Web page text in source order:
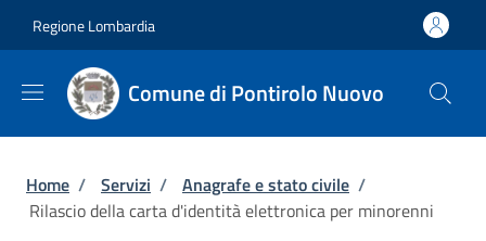
Regione Lombardia
Comune di Pontirolo Nuovo
Briciole di pane
Home / Servizi / Anagrafe e stato civile /
Rilascio della carta d'identità elettronica per minorenni